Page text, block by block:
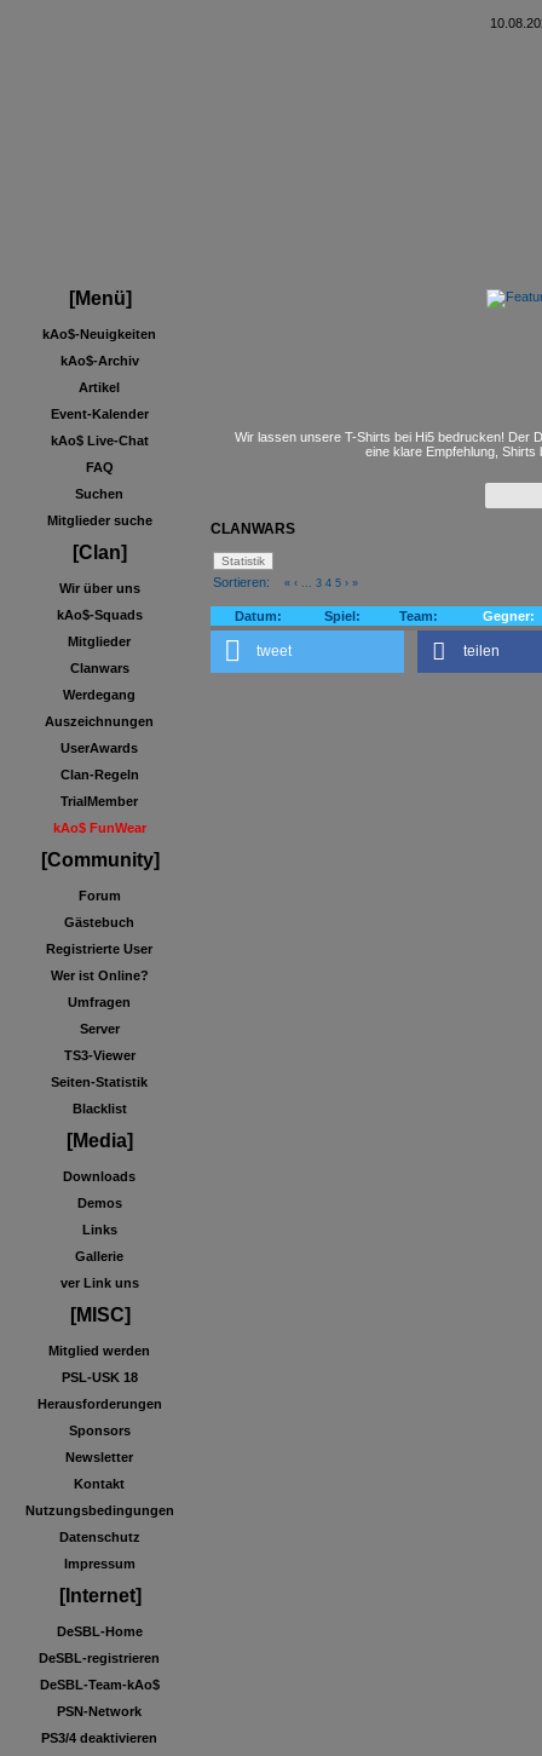
[Menü]
kAo$-Neuigkeiten
kAo$-Archiv
Artikel
Event-Kalender
kAo$ Live-Chat
FAQ
Suchen
Mitglieder suche
[Clan]
Wir über uns
kAo$-Squads
Mitglieder
Clanwars
Werdegang
Auszeichnungen
UserAwards
Clan-Regeln
TrialMember
kAo$ FunWear
[Community]
Forum
Gästebuch
Registrierte User
Wer ist Online?
Umfragen
Server
TS3-Viewer
Seiten-Statistik
Blacklist
[Media]
Downloads
Demos
Links
Gallerie
ver Link uns
[MISC]
Mitglied werden
PSL-USK 18
Herausforderungen
Sponsors
Newsletter
Kontakt
Nutzungsbedingungen
Datenschutz
Impressum
[Internet]
DeSBL-Home
DeSBL-registrieren
DeSBL-Team-kAo$
PSN-Network
PS3/4 deaktivieren
Wir lassen unsere T-Shirts bei Hi5 bedrucken! Der
eine klare Empfehlung,
CLANWARS
Sortieren: « ‹ 3 4 5 › »
Datum: Spiel: Team: Gegner:
tweet teilen